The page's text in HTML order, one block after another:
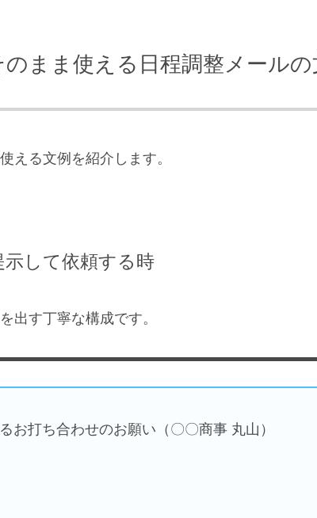
のまま使える日程調整メールの
える文例を紹介します。
して依頼する時
出す丁寧な構成です。
お打ち合わせのお願い（〇〇商事 丸山）